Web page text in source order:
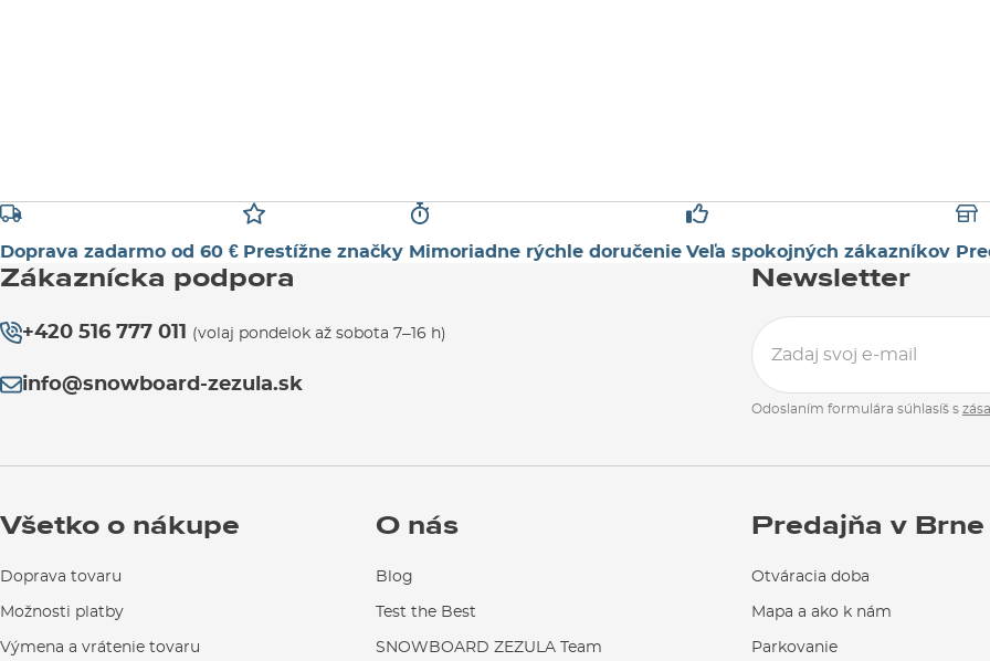
Doprava zadarmo od 60 € Prestížne značky Mimoriadne rýchle doručenie Veľa spokojných zákazníkov
Zákaznícka podpora
+420 516 777 011 (volaj pondelok až sobota 7–16 h)
info@snowboard-zezula.sk
Newsletter
Odoslaním formulára súhlasíš s
Všetko o nákupe
Doprava tovaru
Možnosti platby
Výmena a vrátenie tovaru
O nás
Blog
Test the Best
SNOWBOARD ZEZULA Team
Predajňa v Brne
Otváracia doba
Mapa a ako k nám
Parkovanie